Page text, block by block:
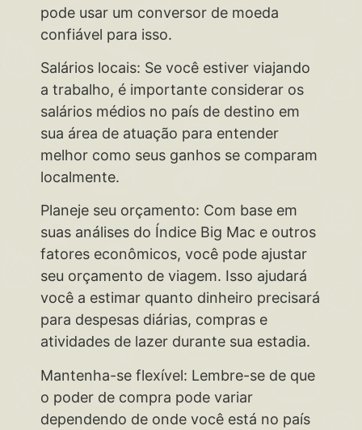
pode usar um conversor de moeda
confiável para isso.
Salários locais: Se você estiver viajando
a trabalho, é importante considerar os
salários médios no país de destino em
sua área de atuação para entender
melhor como seus ganhos se comparam
localmente.
Planeje seu orçamento: Com base em
suas análises do Índice Big Mac e outros
fatores econômicos, você pode ajustar
seu orçamento de viagem. Isso ajudará
você a estimar quanto dinheiro precisará
para despesas diárias, compras e
atividades de lazer durante sua estadia.
Mantenha-se flexível: Lembre-se de que
o poder de compra pode variar
dependendo de onde você está no país